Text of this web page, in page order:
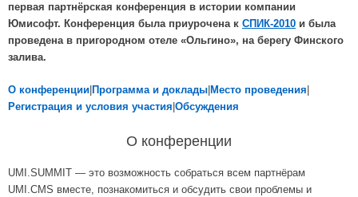
первая партнёрская конференция в истории компании
Юмисофт. Конференция была приурочена к СПИК-2010 и была
проведена в пригородном отеле «Ольгино», на берегу Финского
залива.
О конференции Программа и доклады Место проведения
Регистрация и условия участия Обсуждения
О конференции
UMI.SUMMIT — это возможность собраться всем партнёрам
UMI.CMS вместе, познакомиться и обсудить свои проблемы и